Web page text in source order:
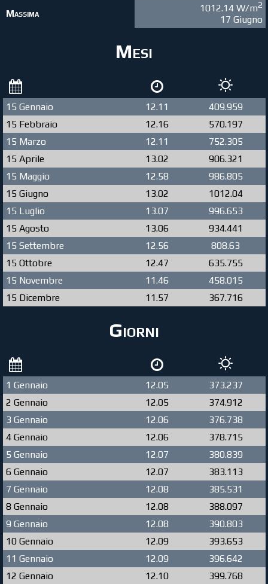
Massima
1012.14 W/m2
17 Giugno
Mesi
15 Gennaio 12.11
409.959
15 Febbraio
12.16
570.197
15 Marzo
12.11
752.305
15 Aprile
13.02
906.321
15 Maggio
12.58
986.805
15 Giugno
13.02
1012.04
15 Luglio
13.07
996.653
15 Agosto
13.06
934.441
15 Settembre
12.56
808.63
15 Ottobre
12.47
635.755
15 Novembre
11.46
458.015
15 Dicembre
11.57 367.716
Giorni
1 Gennaio 12.05
373.237
2 Gennaio
12.05
374.912
3 Gennaio
12.06
376.738
4 Gennaio
12.06
378.715
5 Gennaio
12.07
380.839
6 Gennaio
12.07
383.113
7 Gennaio
12.08
385.531
8 Gennaio
12.08
388.097
9 Gennaio
12.08
390.803
10 Gennaio
12.09
393.653
11 Gennaio
12.09
396.642
12 Gennaio
12.10 399.768